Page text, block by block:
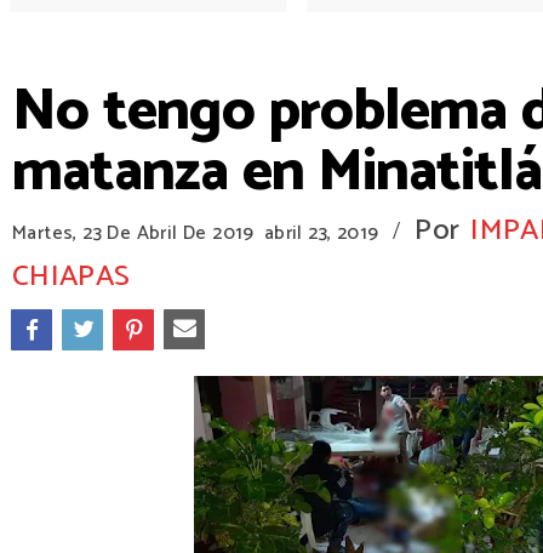
No tengo problema
matanza en
Martes, 23 De Abril De 2019 abril 23, 2019 / Por
CHIAPAS